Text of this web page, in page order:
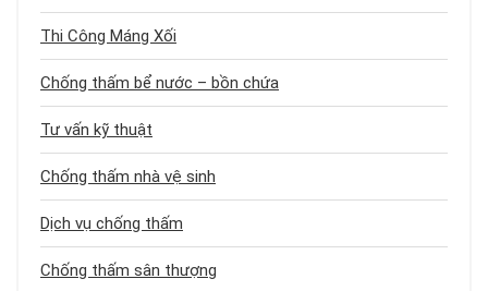
Thi Công Máng Xối
Chống thấm bể nước – bồn chứa
Tư vấn kỹ thuật
Chống thấm nhà vệ sinh
Dịch vụ chống thấm
Chống thấm sân thượng